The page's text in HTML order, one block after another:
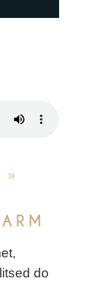
do